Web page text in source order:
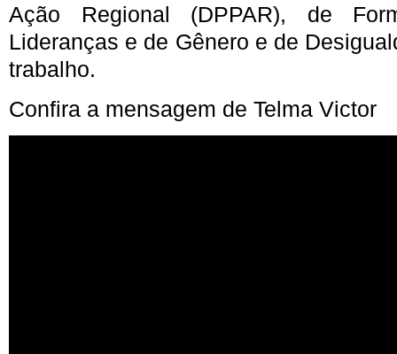
Ação Regional (DPPAR), de
Lideranças e de Gênero e de
trabalho.
Confira a mensagem de Telma Victor